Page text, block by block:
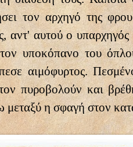
τον αρχηγό της
αντ' αυτού ο υπαρχηγός
υποκόπανο του
αιμόφυρτος.
πυροβολούν και
η σφαγή στον